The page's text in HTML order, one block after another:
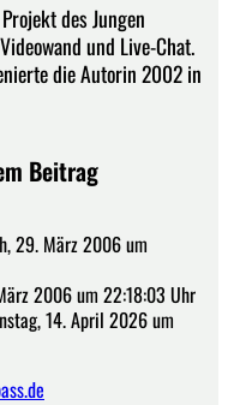
des Jungen
und Live-Chat.
die Autorin 2002 in
Beitrag
29. März 2006 um
2006 um 22:18:03 Uhr
14. April 2026 um